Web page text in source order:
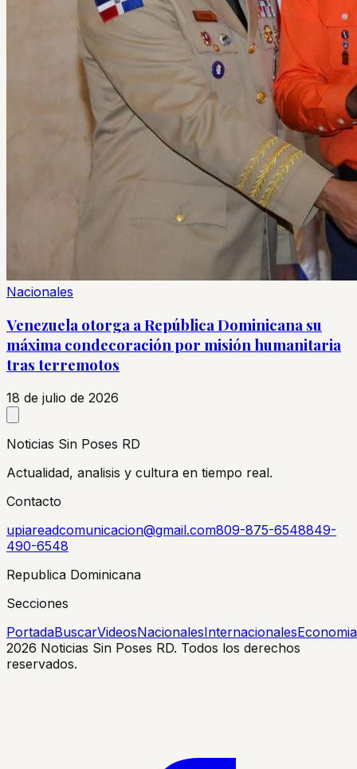
Nacionales
Venezuela otorga a República Dominicana su
máxima condecoración por misión humanitaria
tras terremotos
18 de julio de 2026
Noticias Sin Poses RD
Actualidad, analisis y cultura en tiempo real.
Contacto
upiareadcomunicacion@gmail.com809-875-6548849-
490-6548
Republica Dominicana
Secciones
PortadaBuscarVideosNacionalesInternacionalesEconomia
2026 Noticias Sin Poses RD. Todos los derechos
reservados.